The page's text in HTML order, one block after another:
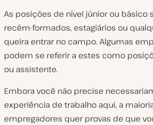
As posições de nível júnior ou básico
recém-formados, estagiários ou
queira entrar no campo. Algumas
podem se referir a estes como
ou assistente.
Embora você não precise
experiência de trabalho aqui, a
empregadores quer provas de que